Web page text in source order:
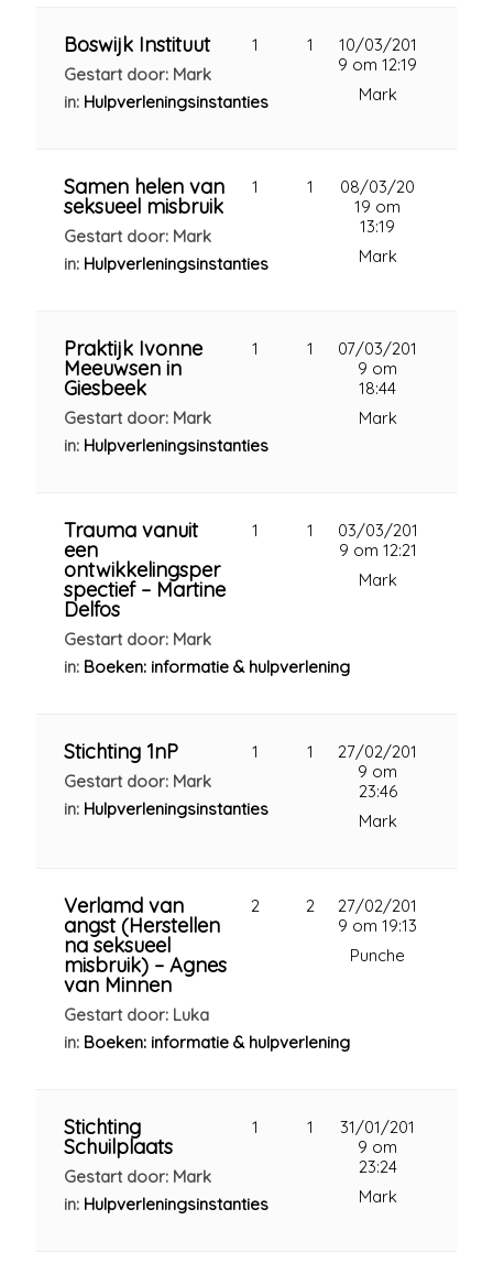
Boswijk Instituut
Gestart door: Mark
in: Hulpverleningsinstanties
1 1
10/03/201
9 om 12:19
Mark
Samen helen van
seksueel misbruik
Gestart door: Mark
in: Hulpverleningsinstanties
1 1
08/03/20
19 om
13:19
Mark
Praktijk Ivonne
Meeuwsen in
Giesbeek
Gestart door: Mark
in: Hulpverleningsinstanties
1 1
07/03/201
9 om
18:44
Mark
Trauma vanuit
een
ontwikkelingsper
spectief – Martine
Delfos
Gestart door: Mark
in: Boeken: informatie & hulpverlening
1 1
03/03/201
9 om 12:21
Mark
Stichting 1nP
Gestart door: Mark
in: Hulpverleningsinstanties
1 1
27/02/201
9 om
23:46
Mark
Verlamd van
angst (Herstellen
na seksueel
misbruik) – Agnes
van Minnen
Gestart door: Luka
in: Boeken: informatie & hulpverlening
2 2
27/02/201
9 om 19:13
Punche
Stichting
Schuilplaats
Gestart door: Mark
in: Hulpverleningsinstanties
1 1
31/01/201
9 om
23:24
Mark